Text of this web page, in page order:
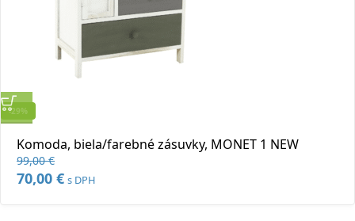
-29%
Pridať do obľúbených
Komoda, biela/farebné zásuvky, MONET 1 NEW
99,00€
Pôvodná
70,00 €Aktuálna
s DPH